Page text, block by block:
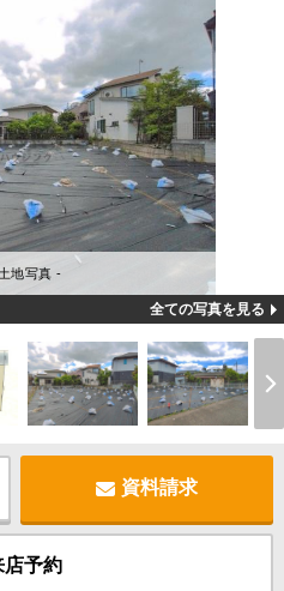
地写真 -
全ての写真を見る
資料請求
店予約